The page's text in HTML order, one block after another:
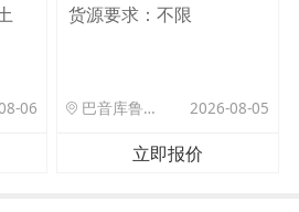
06
货源要求：不限
巴音库鲁提镇,托帕口岸六号库房 2026-08-05
立即报价